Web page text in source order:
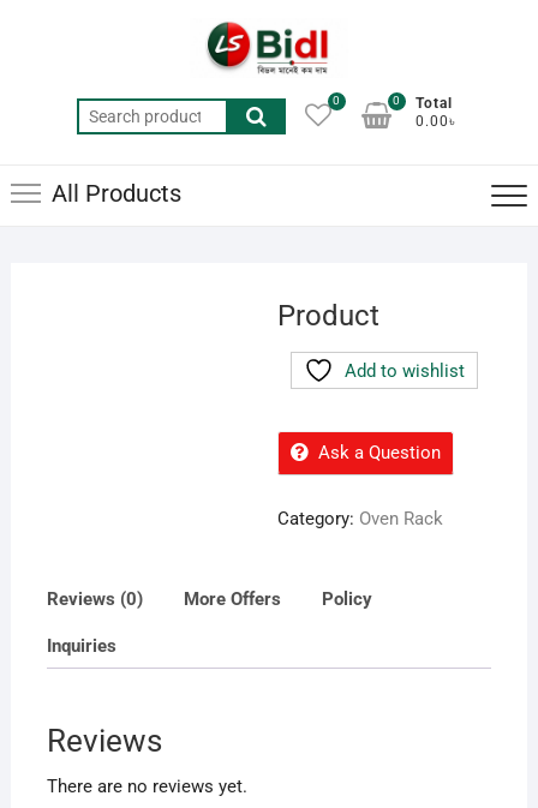
Search
for:
0
Total
0.00৳
0
All Products
Product
Add to wishlist
Ask a Question
Category: Oven Rack
Reviews (0) More Offers Policy
Inquiries
Reviews
There are no reviews yet.